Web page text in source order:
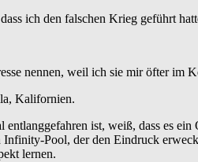
ich den falschen Krieg geführt
nennen, weil ich sie mir öfter im
Kalifornien.
entlanggefahren ist, weiß, dass es
Infinity-Pool, der den Eindruck
lernen.